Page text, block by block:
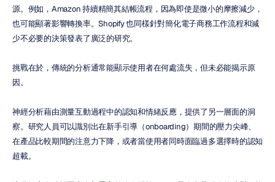
源。例如，Amazon 持續精簡其結帳流程，因為即使是微小的摩擦減少，
也可能顯著影響轉換率。Shopify 也同樣針對簡化電子商務工作流程和減
少不必要的決策發表了廣泛的研究。
挑戰在於，傳統的分析通常能顯示使用者在何處流失，但未必能揭示原
因。
神經分析藉由測量互動過程中的認知和情緒反應，提供了另一層面的洞
察。研究人員可以識別出在新手引導（onboarding）期間的壓力尖峰、
在產品比較期間的注意力下降，或者當使用者同時面臨過多選擇時的認知
超載。